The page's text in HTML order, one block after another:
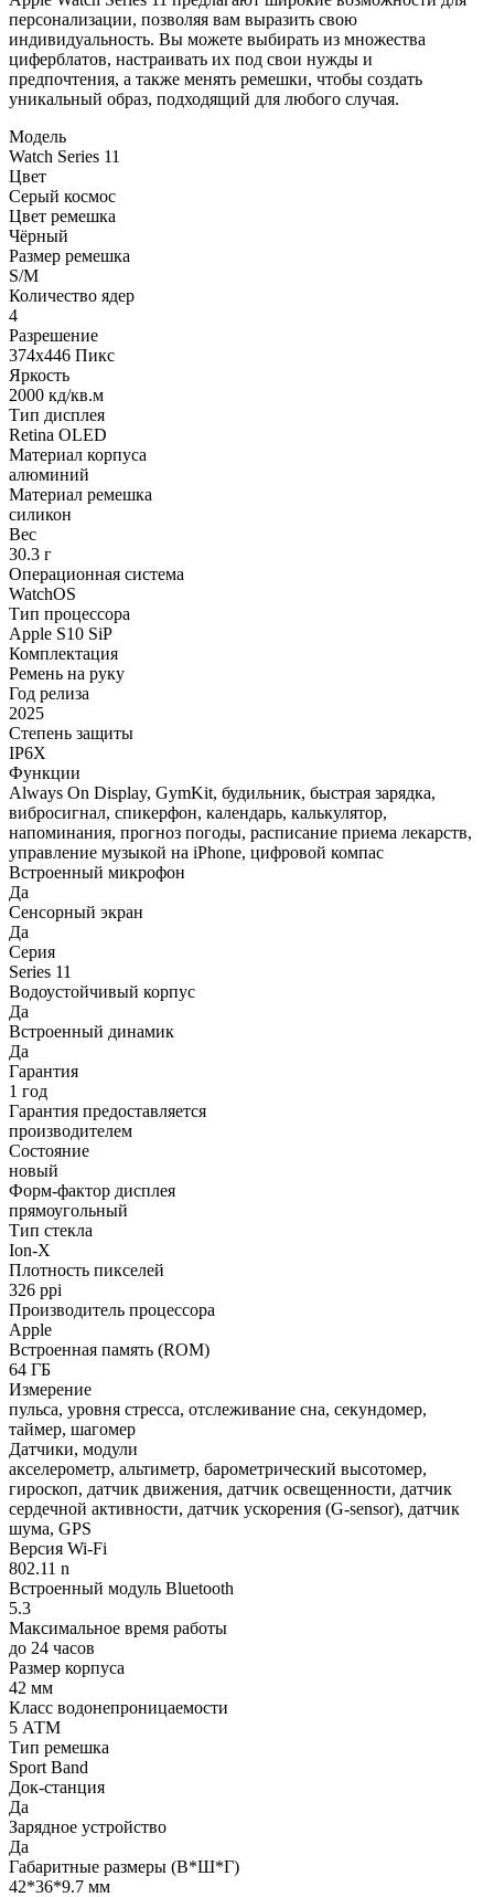
персонализации, позволяя вам выразить свою
индивидуальность. Вы можете выбирать из множества
циферблатов, настраивать их под свои нужды и
предпочтения, а также менять ремешки, чтобы создать
уникальный образ, подходящий для любого случая.
Модель
Watch Series 11
Цвет
Серый космос
Цвет ремешка
Чёрный
Размер ремешка
S/M
Количество ядер
4
Разрешение
374x446 Пикс
Яркость
2000 кд/кв.м
Тип дисплея
Retina OLED
Материал корпуса
алюминий
Материал ремешка
силикон
Вес
30.3 г
Операционная система
WatchOS
Тип процессора
Apple S10 SiP
Комплектация
Ремень на руку
Год релиза
2025
Степень защиты
IP6X
Функции
Always On Display, GymKit, будильник, быстрая зарядка,
вибросигнал, спикерфон, календарь, калькулятор,
напоминания, прогноз погоды, расписание приема лекарств,
управление музыкой на iPhone, цифровой компас
Встроенный микрофон
Да
Сенсорный экран
Да
Серия
Series 11
Водоустойчивый корпус
Да
Встроенный динамик
Да
Гарантия
1 год
Гарантия предоставляется
производителем
Состояние
новый
Форм-фактор дисплея
прямоугольный
Тип стекла
Ion-X
Плотность пикселей
326 ppi
Производитель процессора
Apple
Встроенная память (ROM)
64 ГБ
Измерение
пульса, уровня стресса, отслеживание сна, секундомер,
таймер, шагомер
Датчики, модули
акселерометр, альтиметр, барометрический высотомер,
гироскоп, датчик движения, датчик освещенности, датчик
сердечной активности, датчик ускорения (G-sensor), датчик
шума, GPS
Версия Wi-Fi
802.11 n
Встроенный модуль Bluetooth
5.3
Максимальное время работы
до 24 часов
Размер корпуса
42 мм
Класс водонепроницаемости
5 АТМ
Тип ремешка
Sport Band
Док-станция
Да
Зарядное устройство
Да
Габаритные размеры (В*Ш*Г)
42*36*9.7 мм